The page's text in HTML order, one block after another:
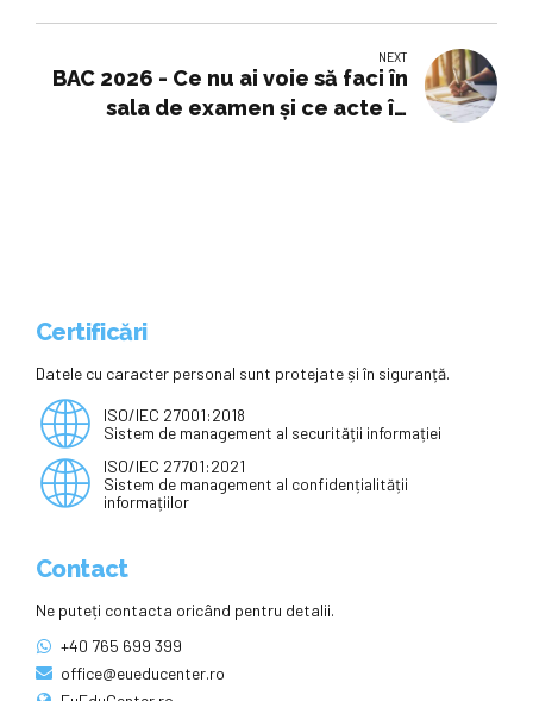
Educației în centrele de examen
NEXT
BAC 2026 - Ce nu ai voie să faci în
sala de examen și ce acte îți
Certificări
Datele cu caracter personal sunt protejate și în siguranță.
ISO/IEC 27001:2018
Sistem de management al securității informației
ISO/IEC 27701:2021
Sistem de management al confidențialității
informațiilor
Contact
Ne puteți contacta oricând pentru detalii.
+40 765 699 399
office@eueducenter.ro